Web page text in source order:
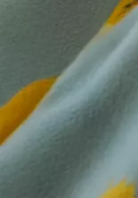
Najbrži i najlakši način da
videozapisi korak po korak su bez